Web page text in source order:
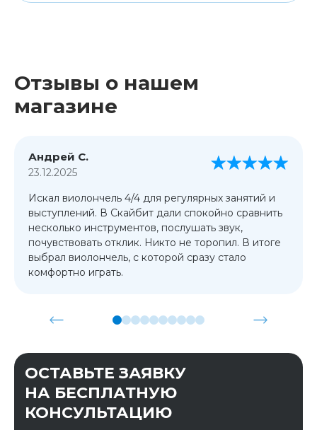
Отзывы о нашем
магазине
Андрей С.
23.12.2025
Искал виолончель 4/4 для регулярных занятий и
выступлений. В Скайбит дали спокойно сравнить
несколько инструментов, послушать звук,
почувствовать отклик. Никто не торопил. В итоге
выбрал виолончель, с которой сразу стало
комфортно играть.
ОСТАВЬТЕ ЗАЯВКУ
НА БЕСПЛАТНУЮ
КОНСУЛЬТАЦИЮ